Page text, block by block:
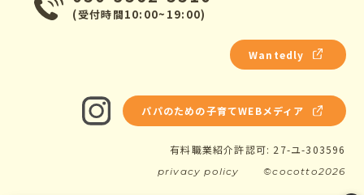
(受付時間10:00~19:00)
Wantedly
パパのための子育てWEBメディア
有料職業紹介許認可: 27-ユ-303596
privacy policy ©cocotto2026